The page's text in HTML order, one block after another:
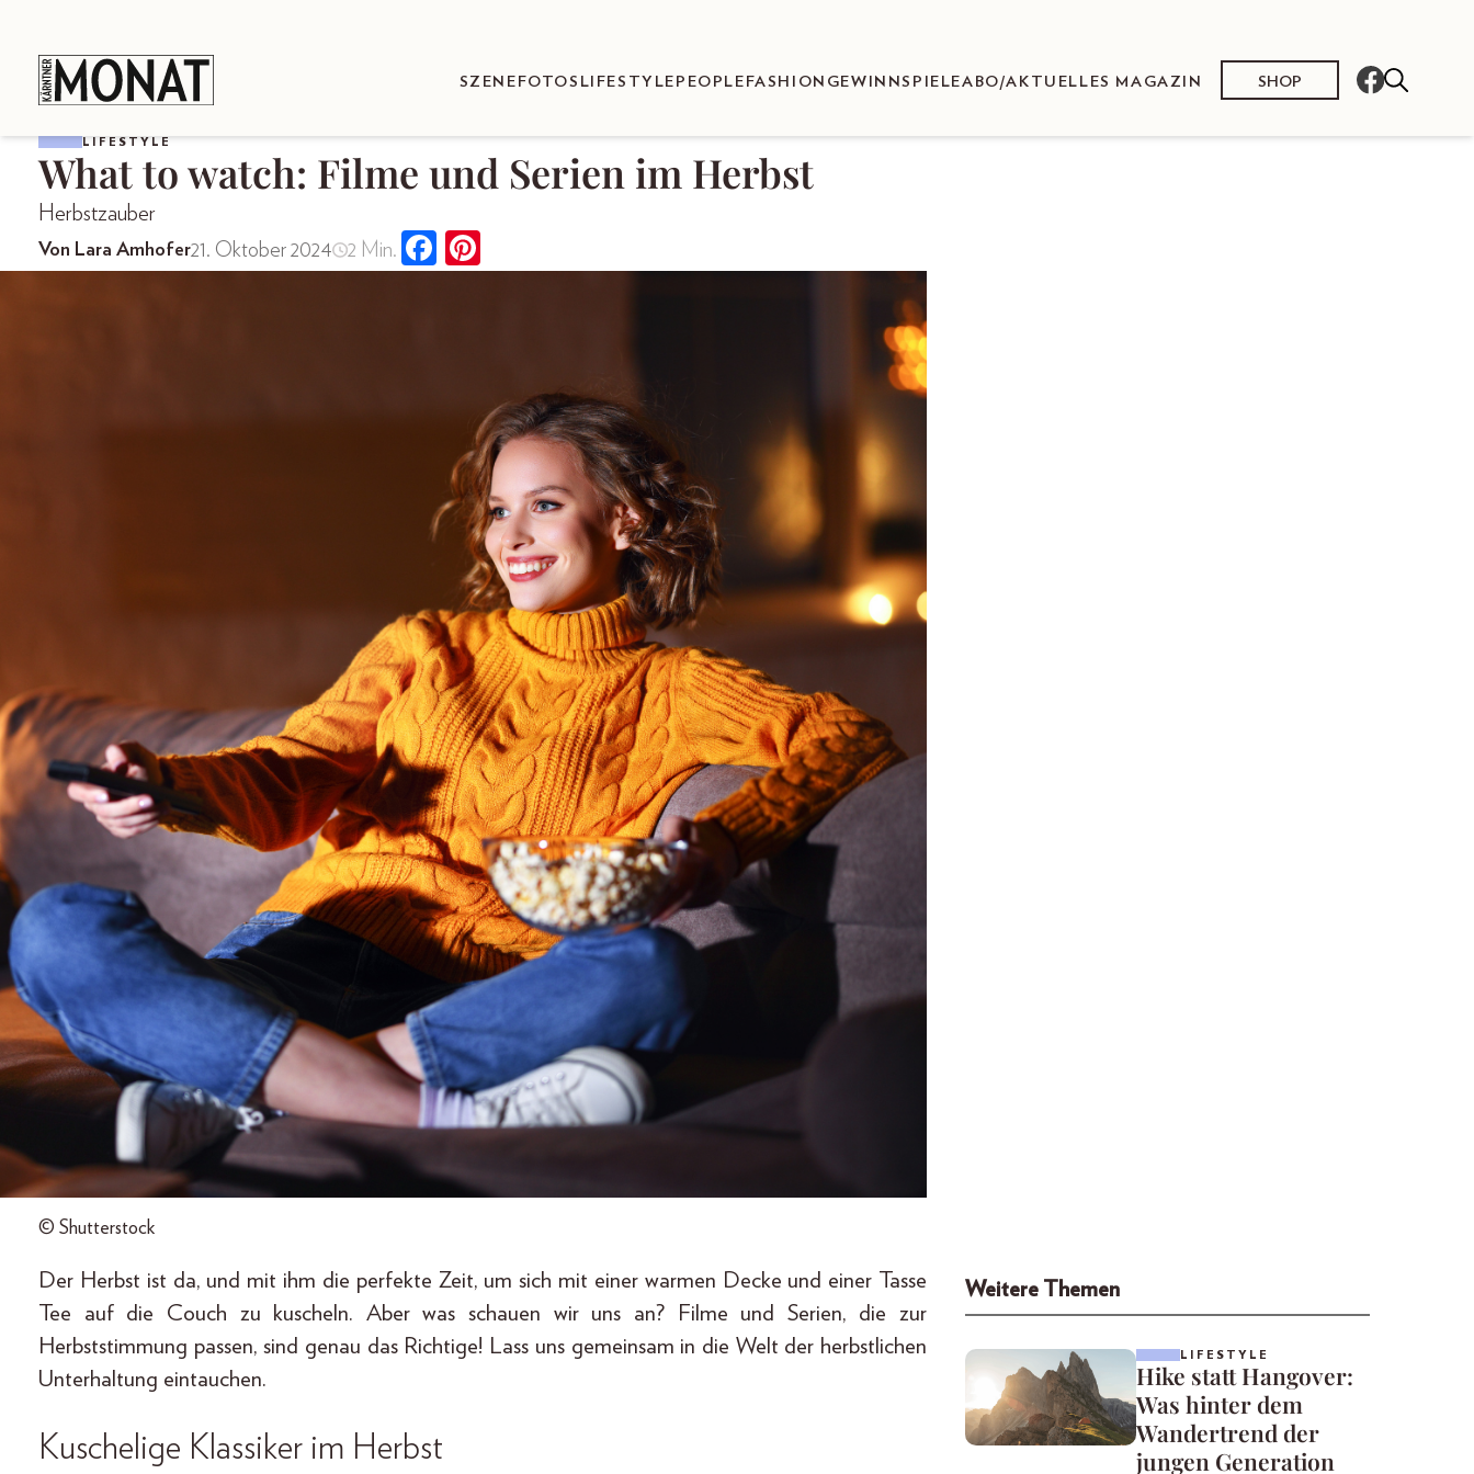
SZENEFOTOS LIFESTYLE PEOPLE FASHION GEWINNSPIELEABO/AKTUELLES MAGAZIN SHOP
LIFESTYLE
What to watch: Filme und Serien im Herbst
Herbstzauber
Von Lara Amhofer21. Oktober 2024 2 Min.
© Shutterstock
Der Herbst ist da, und mit ihm die perfekte Zeit, um sich mit einer warmen Decke und einer Tasse
Tee auf die Couch zu kuscheln. Aber was schauen wir uns an? Filme und Serien, die zur
Herbststimmung passen, sind genau das Richtige! Lass uns gemeinsam in die Welt der herbstlichen
Unterhaltung eintauchen.
Kuschelige Klassiker im Herbst
Weitere Themen
LIFESTYLE
Hike statt Hangover:
Was hinter dem
Wandertrend der
jungen Generation